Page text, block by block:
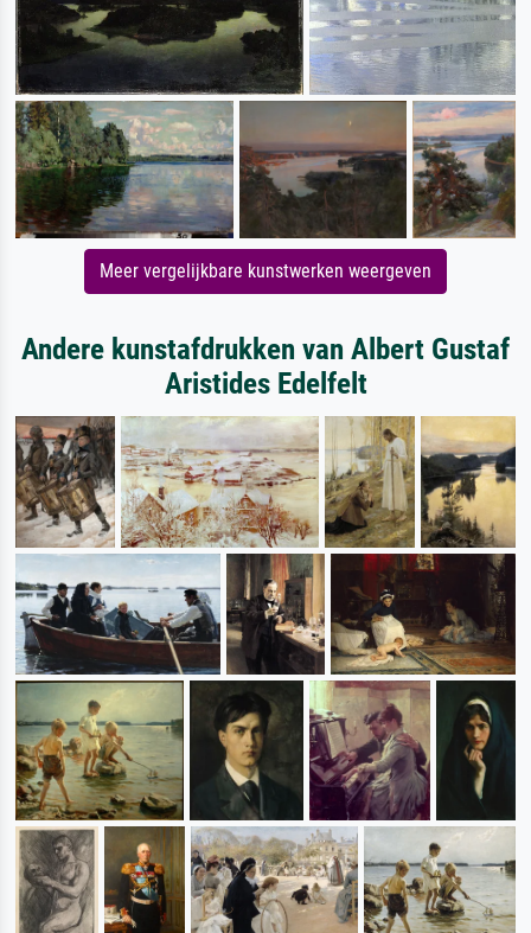
Meer vergelijkbare kunstwerken weergeven
Andere kunstafdrukken van Albert Gustaf
Aristides Edelfelt